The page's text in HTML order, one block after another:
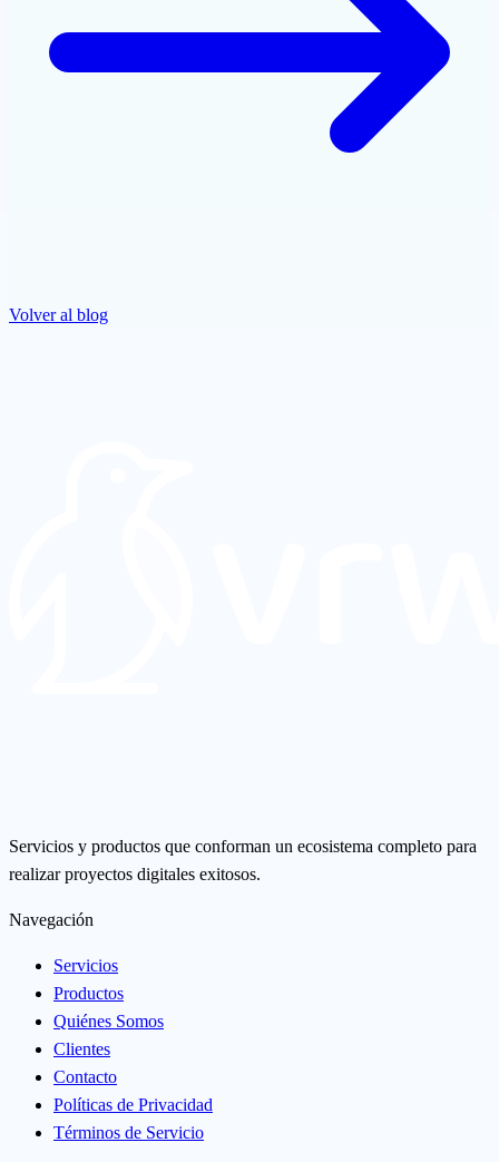
Volver al blog
Servicios y productos que conforman un ecosistema completo para
realizar proyectos digitales exitosos.
Navegación
Servicios
Productos
Quiénes Somos
Clientes
Contacto
Políticas de Privacidad
Términos de Servicio